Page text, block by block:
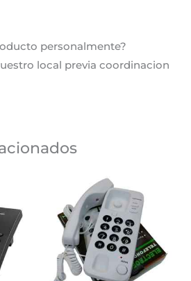
personalmente?
local previa coordinacion